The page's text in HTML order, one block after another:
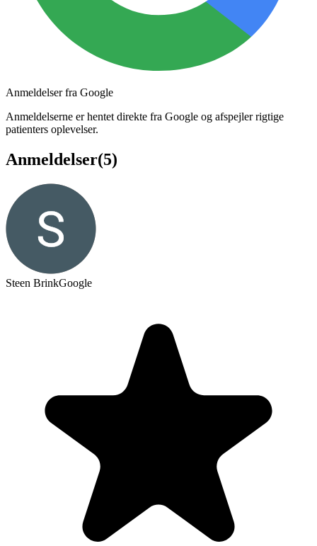
Anmeldelser fra Google
Anmeldelserne er hentet direkte fra Google og afspejler rigtige
patienters oplevelser.
Anmeldelser(5)
Steen BrinkGoogle